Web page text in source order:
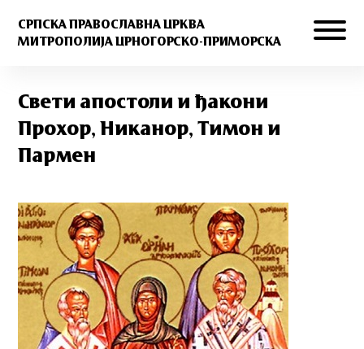
СРПСКА ПРАВОСЛАВНА ЦРКВА
МИТРОПОЛИЈА ЦРНОГОРСКО-ПРИМОРСКА
Свети апостоли и ђакони
Прохор, Никанор, Тимон и
Пармен